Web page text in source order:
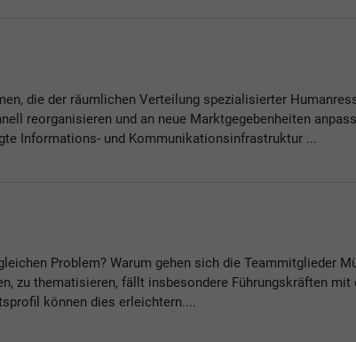
die der räumlichen Verteilung spezialisierter
reorganisieren und an neue Marktgegebenheiten
Informations- und Kommunikationsinfrastruktur ...
Problem? Warum gehen sich die Teammitglieder
zu thematisieren, fällt insbesondere Führungskräften
können dies erleichtern....